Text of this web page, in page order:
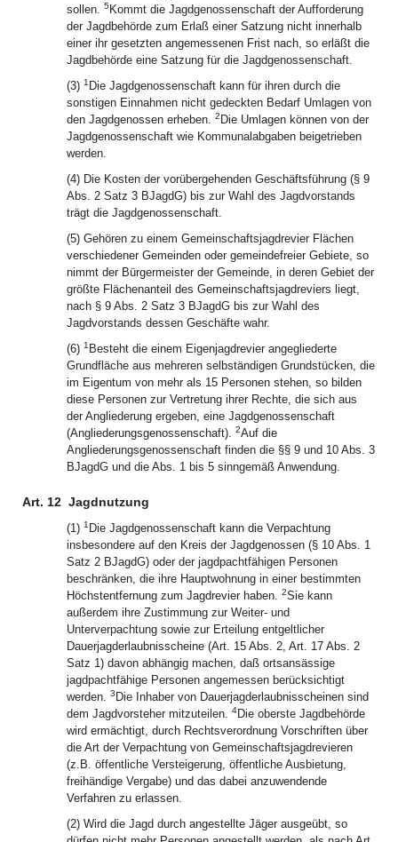
sollen. 5 Kommt die Jagdgenossenschaft der Aufforderung
der Jagdbehörde zum Erlaß einer Satzung nicht innerhalb
einer ihr gesetzten angemessenen Frist nach, so erläßt die
Jagdbehörde eine Satzung für die Jagdgenossenschaft.
(3) 1 Die Jagdgenossenschaft kann für ihren durch die
sonstigen Einnahmen nicht gedeckten Bedarf Umlagen von
den Jagdgenossen erheben. 2 Die Umlagen können von der
Jagdgenossenschaft wie Kommunalabgaben beigetrieben
werden.
(4) Die Kosten der vorübergehenden Geschäftsführung (§ 9
Abs. 2 Satz 3 BJagdG) bis zur Wahl des Jagdvorstands
trägt die Jagdgenossenschaft.
(5) Gehören zu einem Gemeinschaftsjagdrevier Flächen
verschiedener Gemeinden oder gemeindefreier Gebiete, so
nimmt der Bürgermeister der Gemeinde, in deren Gebiet der
größte Flächenanteil des Gemeinschaftsjagdreviers liegt,
nach § 9 Abs. 2 Satz 3 BJagdG bis zur Wahl des
Jagdvorstands dessen Geschäfte wahr.
(6) 1 Besteht die einem Eigenjagdrevier angegliederte
Grundfläche aus mehreren selbständigen Grundstücken, die
im Eigentum von mehr als 15 Personen stehen, so bilden
diese Personen zur Vertretung ihrer Rechte, die sich aus
der Angliederung ergeben, eine Jagdgenossenschaft
(Angliederungsgenossenschaft). 2Auf die
Angliederungsgenossenschaft finden die §§ 9 und 10 Abs. 3
BJagdG und die Abs. 1 bis 5 sinngemäß Anwendung.
Art. 12 Jagdnutzung
(1) 1 Die Jagdgenossenschaft kann die Verpachtung
insbesondere auf den Kreis der Jagdgenossen (§ 10 Abs. 1
Satz 2 BJagdG) oder der jagdpachtfähigen Personen
beschränken, die ihre Hauptwohnung in einer bestimmten
Höchstentfernung zum Jagdrevier haben. 2Sie kann
außerdem ihre Zustimmung zur Weiter- und
Unterverpachtung sowie zur Erteilung entgeltlicher
Dauerjagderlaubnisscheine (Art. 15 Abs. 2, Art. 17 Abs. 2
Satz 1) davon abhängig machen, daß ortsansässige
jagdpachtfähige Personen angemessen berücksichtigt
werden. 3 Die Inhaber von Dauerjagderlaubnisscheinen sind
dem Jagdvorsteher mitzuteilen. 4Die oberste Jagdbehörde
wird ermächtigt, durch Rechtsverordnung Vorschriften über
die Art der Verpachtung von Gemeinschaftsjagdrevieren
(z.B. öffentliche Versteigerung, öffentliche Ausbietung,
freihändige Vergabe) und das dabei anzuwendende
Verfahren zu erlassen.
(2) Wird die Jagd durch angestellte Jäger ausgeübt, so